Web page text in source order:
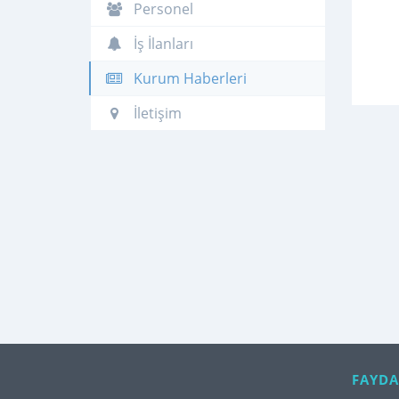
Personel
İş İlanları
Kurum Haberleri
İletişim